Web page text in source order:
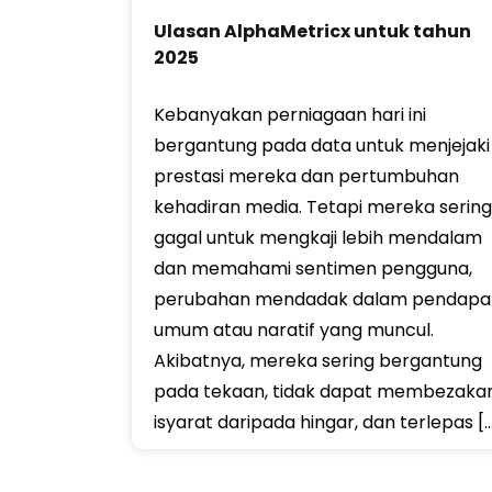
Ulasan AlphaMetricx untuk tahun
2025
Kebanyakan perniagaan hari ini
bergantung pada data untuk menjejaki
prestasi mereka dan pertumbuhan
kehadiran media. Tetapi mereka sering
gagal untuk mengkaji lebih mendalam
dan memahami sentimen pengguna,
perubahan mendadak dalam
umum atau naratif yang muncul.
Akibatnya, mereka sering bergantung
pada tekaan, tidak dapat
isyarat daripada hingar, dan terlepas